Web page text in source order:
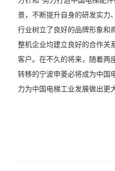
景，不断提升自身的研发实力
行业树立了良好的品牌形象和
整机企业均建立良好的合作关
客户。在不久的将来，随着两
转移的宁波申菱必将成为中国
力为中国电梯工业发展做出更